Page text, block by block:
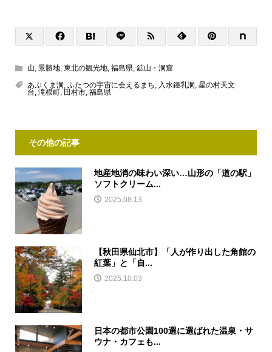
山, 景勝地, 東北の観光地, 福島県, 鉱山・洞窟
あぶくま洞 , ふたつの宇宙に会えるまち, 入水鍾乳洞 , 星の村天文
台, 滝根町, 田村市, 福島県
その他の記事
地産地消の味わい深い…山形の「道の駅」
ソフトクリーム...
2025.08.13
【秋田県仙北市】「人が作り出した角館の
紅葉」と「自...
2025.10.03
日本の都市公園100選に選ばれた温泉・サ
ウナ・カフェも...